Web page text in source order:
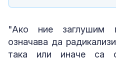
"Ако ние заглушим
означава да
така или иначе са